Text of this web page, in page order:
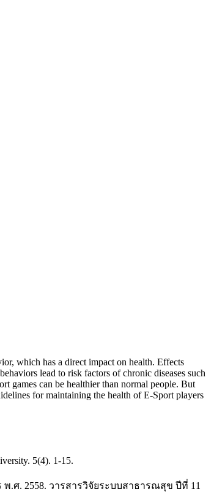
which has a direct impact on health. Effects
lead to risk factors of chronic diseases such
games can be healthier than normal people. But
for maintaining the health of E-Sport players
5(4). 1-15.
ศ. 2558. วารสารวิจัยระบบสาธารณสุข ปีที่ 11